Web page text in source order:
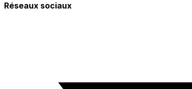
Réseaux sociaux